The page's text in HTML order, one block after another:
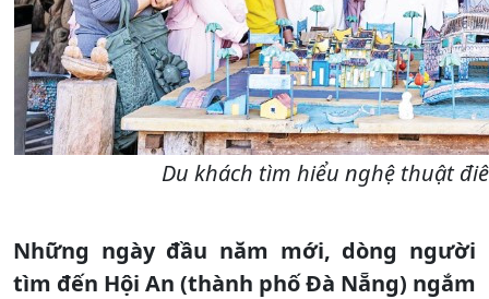
Du khách tìm hiểu nghệ thuật
Những ngày đầu năm mới, dòng người
tìm đến Hội An (thành phố Đà Nẵng) ngắm